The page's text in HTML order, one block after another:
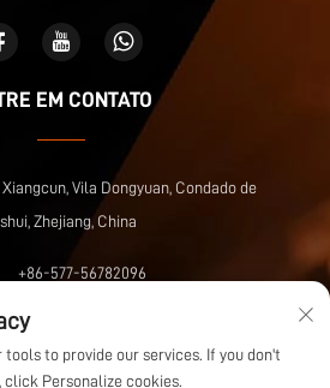
EM CONTATO
Vila Dongyuan, Condado de
Zhejiang, China
+86-577-56782096
[email protected]
to provide our services. If you don't
Personalize cookies.